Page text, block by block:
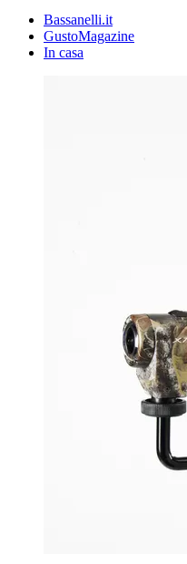
Bassanelli.it
GustoMagazine
In casa